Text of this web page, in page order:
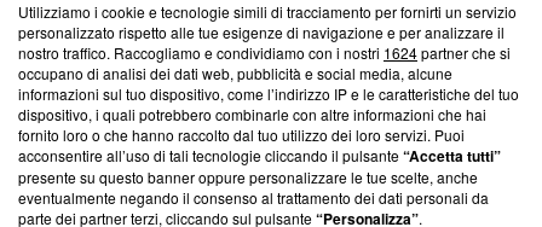
Questa sezione offre informazioni trasparenti su Blasting
News, sui nostri processi editoriali e su come ci impegniamo a
creare news di qualità. Inoltre, afferma la nostra aderenza a
‘Trust Project - News with Integrity’Blasting News non è
ancora membro del programma, ma ha richiesto di farne
parte; Trust Project non ha ancora effettuato una verifica di
conformità agli standard.
Utilizziamo i cookie e tecnologie simili di tracciamento per fornirti un servizio
personalizzato rispetto alle tue esigenze di navigazione e per analizzare il
nostro traffico. Raccogliamo e condividiamo con i nostri 1624partner che si
occupano di analisi dei dati web, pubblicità e social media, alcune
informazioni sul tuo dispositivo, come l’indirizzo IP e le caratteristiche del tuo
dispositivo, i quali potrebbero combinarle con altre informazioni che hai
fornito loro o che hanno raccolto dal tuo utilizzo dei loro servizi. Puoi
acconsentire all’uso di tali tecnologie cliccando il pulsante“Accetta tutti”
presente su questo banner oppure personalizzare le tue scelte, anche
eventualmente negando il consenso al trattamento dei dati personali da
parte dei partner terzi, cliccando sul pulsante“Personalizza”.